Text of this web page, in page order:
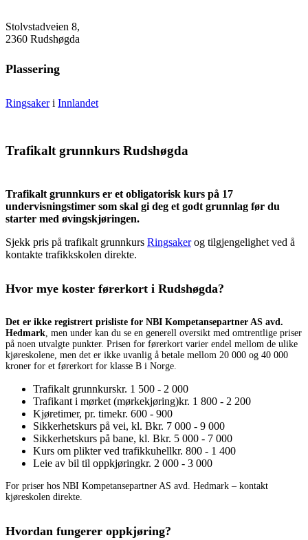
Stolvstadveien 8,
2360 Rudshøgda
Plassering
Ringsakeri Innlandet
Trafikalt grunnkurs Rudshøgda
Trafikalt grunnkurs er et obligatorisk kurs på 17
undervisningstimer som skal gi deg et godt grunnlag før du
starter med øvingskjøringen.
Sjekk pris på trafikalt grunnkurs Ringsakerog tilgjengelighet ved å
kontakte trafikkskolen direkte.
Hvor mye koster førerkort i Rudshøgda?
Det er ikke registrert prisliste for NBI Kompetansepartner AS avd.
Hedmark, men under kan du se en generell oversikt med omtrentlige priser
på noen utvalgte punkter. Prisen for førerkort varier endel mellom de ulike
kjøreskolene, men det er ikke uvanlig å betale mellom 20 000 og 40 000
kroner for et førerkort for klasse B i Norge.
Trafikalt grunnkurskr. 1 500 - 2 000
Trafikant i mørket (mørkekjøring)kr. 1 800 - 2 200
Kjøretimer, pr. timekr. 600 - 900
Sikkerhetskurs på vei, kl. Bkr. 7 000 - 9 000
Sikkerhetskurs på bane, kl. Bkr. 5 000 - 7 000
Kurs om plikter ved trafikkuhellkr. 800 - 1 400
Leie av bil til oppkjøringkr. 2 000 - 3 000
For priser hos NBI Kompetansepartner AS avd. Hedmark – kontakt
kjøreskolen direkte.
Hvordan fungerer oppkjøring?